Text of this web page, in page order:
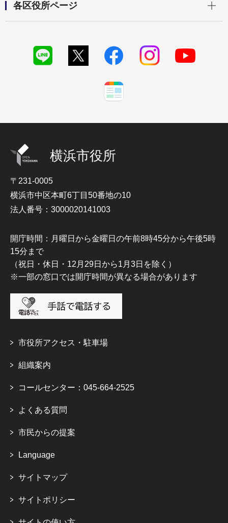
各区役所ページ
横浜市役所
〒231-0005
横浜市中区本町6丁目50番地の10
法人番号：3000020141003
開庁時間：月曜日から金曜日の午前8時45分から午後5時
15分まで
（祝日・休日・12月29日から1月3日を除く）
※一部の窓口では開庁時間が異なる場合があります
市役所アクセス・駐車場
組織案内
コールセンター：045-664-2525
よくある質問
市民からの提案
Language
サイトマップ
サイトポリシー